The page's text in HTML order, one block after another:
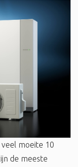
moeite 10
de meeste